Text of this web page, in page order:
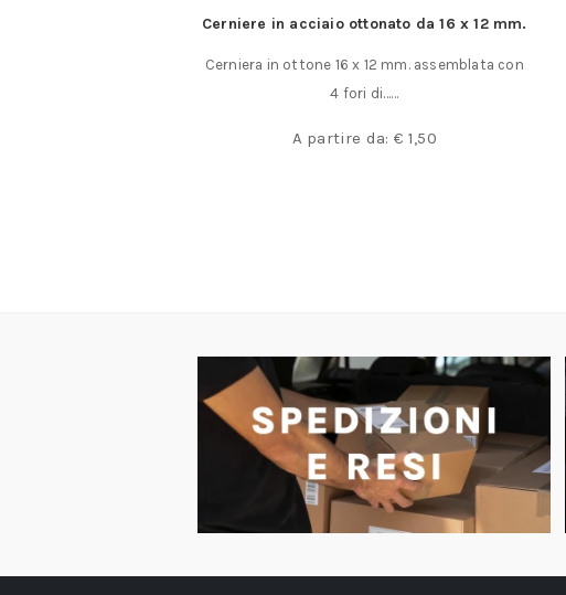
Cerniere in acciaio ottonato da 16 x 12 mm.
Cerniera in ottone 16 x 12 mm. assemblata con
4 fori di……
A partire da: € 1,50